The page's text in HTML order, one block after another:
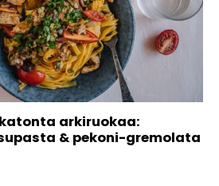
arkiruokaa:
& pekoni-gremolata